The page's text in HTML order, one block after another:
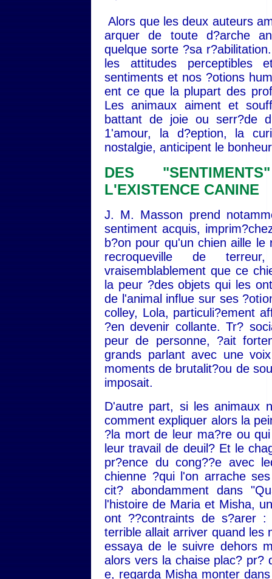
Alors que les deux auteurs
arquer de toute d?arche
quelque sorte ?sa
les attitudes perceptibles
sentiments et nos ?otions
ent ce que la plupart des
Les animaux aiment et
battant de joie ou serr?de
1'amour, la d?eption, la
nostalgie, anticipent le
DES
L'EXISTENCE CANINE
J. M. Masson prend
sentiment acquis,
b?on pour qu'un chien aille
recroqueville de
vraisemblablement que ce
la peur ?des objets qui les
de l'animal influe sur ses
colley, Lola, particuli?ement
?en devenir collante. Tr?
peur de personne, ?ait
grands parlant avec une
moments de brutalit?ou de
imposait.
D'autre part, si les animaux
comment expliquer alors la
?la mort de leur ma?re ou
leur travail de deuil? Et le
pr?ence du cong??e avec
chienne ?qui l'on arrache
cit? abondamment dans
l'histoire de Maria et Misha,
ont ??contraints de s?arer
terrible allait arriver quand les
essaya de le suivre dehors
alors vers la chaise plac? pr?
e, regarda Misha monter